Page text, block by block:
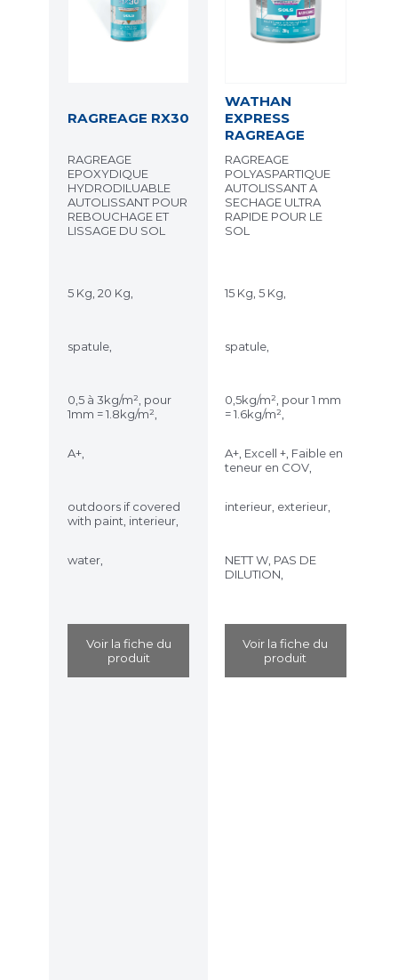
RAGREAGE RX30
RAGREAGE
EPOXYDIQUE
HYDRODILUABLE
AUTOLISSANT POUR
REBOUCHAGE ET
LISSAGE DU SOL
5 Kg, 20 Kg,
spatule,
0,5 à 3kg/m², pour
1mm = 1.8kg/m²,
A+,
outdoors if covered
with paint, interieur,
water,
Voir la fiche du
produit
WATHAN
EXPRESS
RAGREAGE
RAGREAGE
POLYASPARTIQUE
AUTOLISSANT A
SECHAGE ULTRA
RAPIDE POUR LE
SOL
15 Kg, 5 Kg,
spatule,
0,5kg/m², pour 1 mm
= 1.6kg/m²,
A+, Excell +, Faible en
teneur en COV,
interieur, exterieur,
NETT W, PAS DE
DILUTION,
Voir la fiche du
produit